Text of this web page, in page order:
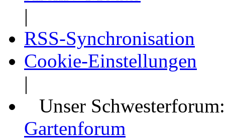
|
RSS-Synchronisation
Cookie-Einstellungen
|
Unser
Gartenforum